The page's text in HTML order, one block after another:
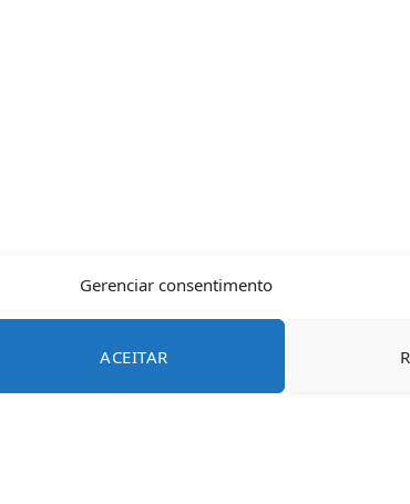
Gerenciar consentimento
ACEITAR
SOBRE NÓS